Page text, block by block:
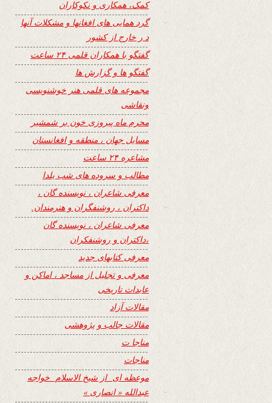
کمک، همکاری و نکوکاران
گرد همایی های افغانها و مشکلات آنها
د ر خارج از کشور
گفتگو با همکاران قلمی ۲۴ ساعت
گفتگو ها و گزارش ها
مجموعه های قلمی هنر خوشنویسی
ونقاشی
محرم ماه پیروزی خون بر شمشیر
مسایل جهان ، منطقه و افغانستان
مشاعره ۲۴ ساعت
مطالب و سروده های شب یلدا
معرفی شاعران ، نویسنده گان ،
داکتران ، روشنفگران و هنرمندان.
معرفی شاعران ، نویسنده گان
،داکتران و روشنفکران
معرفی کتابهای جدید
معرفی و تجلیل از مساجد ، اماکن و
عابدات تاریخی
مقالات آزاد
مقالات جالب و پژوهشی
مناجا ت
مناجات
موعظه ای از شیخ الاسلام خواجه
عبدالله « انصاری »